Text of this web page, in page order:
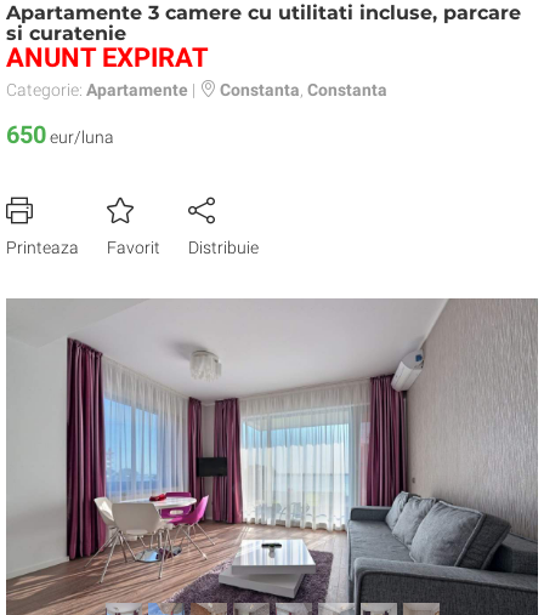
Apartamente 3 camere cu utilitati incluse, parcare
si curatenie
ANUNT EXPIRAT
Categorie: Apartamente | Constanta Constanta
650eur/luna
Printeaza Favorit Distribuie